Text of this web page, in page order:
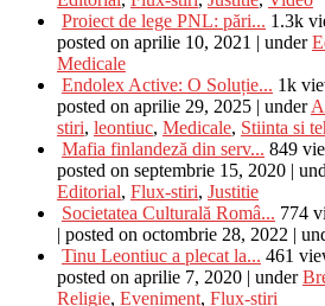
Proiect de lege PNL: pări... 1.3k
posted on aprilie 10, 2021 | under
Medicale
Endolex Active: O Soluție... 1k
posted on aprilie 29, 2025 | under
stiri, leontiuc, Medicale, Stiinta si
Mafia finlandeză din serv... 849
posted on septembrie 15, 2020 |
Editorial, Flux-stiri, Justitie
Societatea Culturală Româ... 774
| posted on octombrie 28, 2022 |
Tinu Leontiuc a plecat la... 461
posted on aprilie 7, 2020 | under
Religie, Eveniment, Flux-stiri